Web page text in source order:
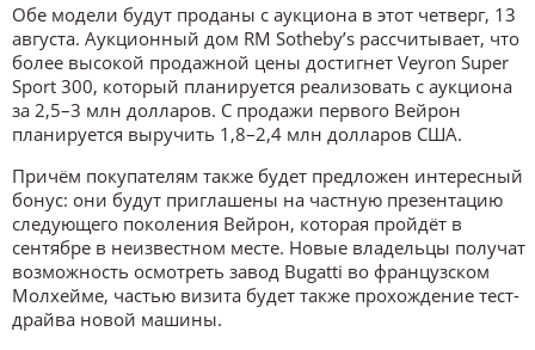
Обе модели будут проданы с аукциона в этот четверг, 13
августа. Аукционный дом RM Sotheby’s рассчитывает, что
более высокой продажной цены достигнет Veyron Super
Sport 300, который планируется реализовать с аукциона
за 2,5–3 млн долларов. С продажи первого Вейрон
планируется выручить 1,8–2,4 млн долларов США.
Причём покупателям также будет предложен интересный
бонус: они будут приглашены на частную презентацию
следующего поколения Вейрон, которая пройдёт в
сентябре в неизвестном месте. Новые владельцы получат
возможность осмотреть завод Bugatti во французском
Молхейме, частью визита будет также прохождение тест-
драйва новой машины.